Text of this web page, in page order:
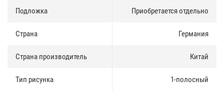
Для жилых и коммерческих помещений.
Укладка:
SPC Ламинат укладывается на основание без подложки или на
специализированную подложку под SPC либо LVT покрытия
Подложка Приобретается отдельно
Страна Германия
Страна производитель Китай
Тип рисунка 1-полосный